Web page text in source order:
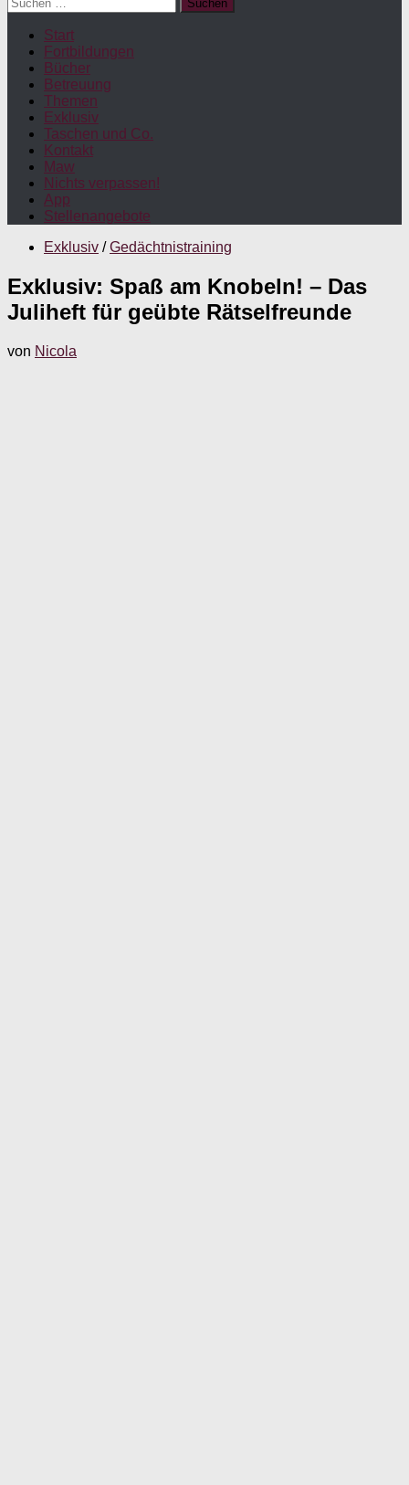
nach:
Start
Fortbildungen
Bücher
Betreuung
Themen
Exklusiv
Taschen und Co.
Kontakt
Maw
Nichts verpassen!
App
Stellenangebote
Exklusiv / Gedächtnistraining
Exklusiv: Spaß am Knobeln! – Das
Juliheft für geübte Rätselfreunde
von Nicola